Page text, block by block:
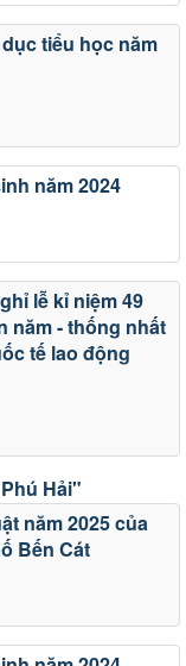
tiểu học năm
năm 2024
lễ kỉ niệm 49
năm - thống nhất
tế lao động
Hải"
năm 2025 của
Bến Cát